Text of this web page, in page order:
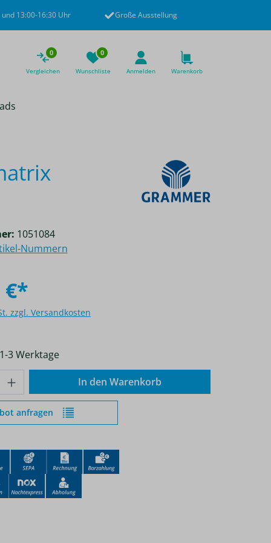
13:00-16:30 Uhr Große Ausstellung
0
Vergleichen
0
Wunschliste Anmelden Warenkorb
€*
zzgl. Versandkosten
3 Werktage
1051084
Nummern
Gib den gewünschten Wert ein
In den Warenkorb
anfragen